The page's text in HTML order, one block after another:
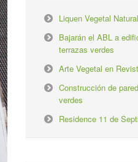
Liquen Vegetal
Bajarán el ABL a
terrazas verdes
Arte Vegetal en
Construcción de
verdes
Residence 11 de